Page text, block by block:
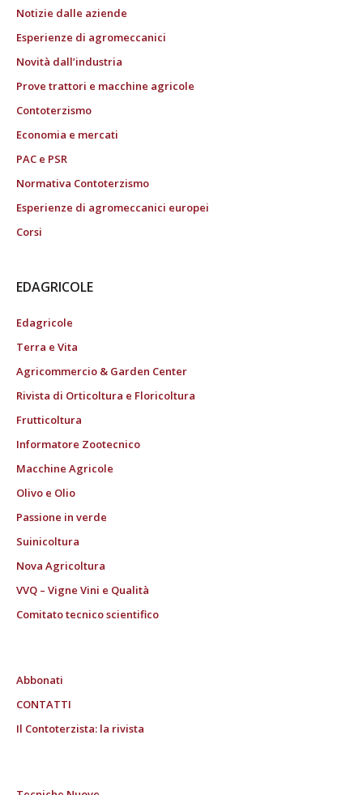
Notizie dalle aziende
Esperienze di agromeccanici
Novità dall’industria
Prove trattori e macchine agricole
Contoterzismo
Economia e mercati
PAC e PSR
Normativa Contoterzismo
Esperienze di agromeccanici europei
Corsi
EDAGRICOLE
Edagricole
Terra e Vita
Agricommercio & Garden Center
Rivista di Orticoltura e Floricoltura
Frutticoltura
Informatore Zootecnico
Macchine Agricole
Olivo e Olio
Passione in verde
Suinicoltura
Nova Agricoltura
VVQ – Vigne Vini e Qualità
Comitato tecnico scientifico
Abbonati
CONTATTI
Il Contoterzista: la rivista